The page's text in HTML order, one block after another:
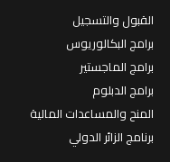
القبول والتسجيل
برامج البكالوريوس
برامج الماجستير
برامج الدبلوم
المنح والمساعدات المالية
برنامج الزائر الدولي